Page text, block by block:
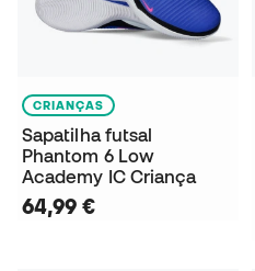
CRIANÇAS
Sapatilha futsal
Phantom 6 Low
Academy IC Criança
64,99 €